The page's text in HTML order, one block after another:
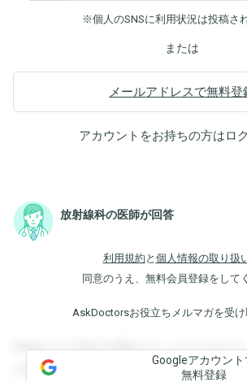
※個人のSNSに利用状況は投稿さ
または
メールアドレスで無料登
アカウントをお持ちの方はロ
放射線科の医師が回答
利用規約 と 個人情報の取り扱
同意のうえ、無料会員登録をして
AskDoctorsお役立ちメルマガを受け
登録すると回答を閲覧することができます
を閲覧することができます。登録すると回
Googleアカウント
無料登録